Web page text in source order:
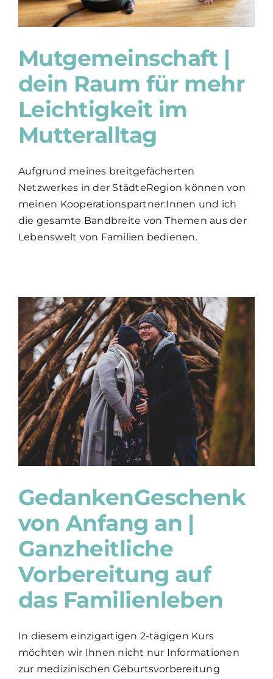
Mutgemeinschaft |
dein Raum für mehr
Leichtigkeit im
Mutteralltag
Aufgrund meines breitgefächerten
Netzwerkes in der StädteRegion können von
meinen Kooperationspartner:Innen und ich
die gesamte Bandbreite von Themen aus der
Lebenswelt von Familien bedienen.
GedankenGeschenk
von Anfang an |
Ganzheitliche
Vorbereitung auf
das Familienleben
In diesem einzigartigen 2-tägigen Kurs
möchten wir Ihnen nicht nur Informationen
zur medizinischen Geburtsvorbereitung